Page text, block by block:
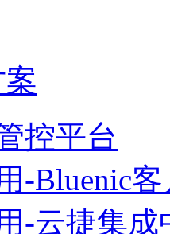
控平台
-Bluenic
-云捷集成